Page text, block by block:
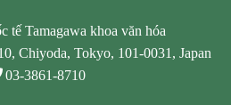
tế Tamagawa khoa văn hóa
Chiyoda, Tokyo, 101-0031, Japan
03-3861-8710